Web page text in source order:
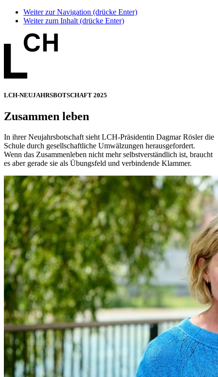
Weiter zur Navigation (drücke Enter)
Weiter zum Inhalt (drücke Enter)
LCH-NEUJAHRSBOTSCHAFT 2025
Zusammen leben
In ihrer Neujahrsbotschaft sieht LCH-Präsidentin Dagmar Rösler die
Schule durch gesellschaftliche Umwälzungen herausgefordert.
Wenn das Zusammenleben nicht mehr selbstverständlich ist, braucht
es aber gerade sie als Übungsfeld und verbindende Klammer.